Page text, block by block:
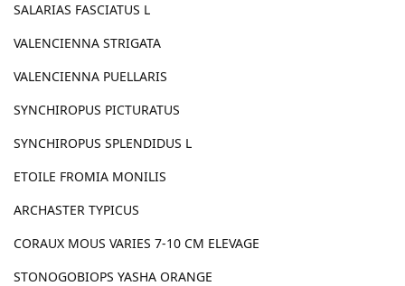
SALARIAS FASCIATUS L
VALENCIENNA STRIGATA
VALENCIENNA PUELLARIS
SYNCHIROPUS PICTURATUS
SYNCHIROPUS SPLENDIDUS L
ETOILE FROMIA MONILIS
ARCHASTER TYPICUS
CORAUX MOUS VARIES 7-10 CM ELEVAGE
STONOGOBIOPS YASHA ORANGE